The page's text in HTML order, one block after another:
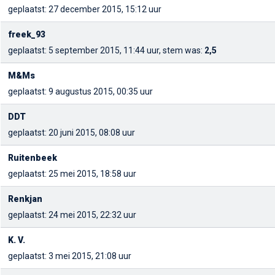
geplaatst: 27 december 2015, 15:12 uur
freek_93
geplaatst: 5 september 2015, 11:44 uur, stem was: 2,5
M&Ms
geplaatst: 9 augustus 2015, 00:35 uur
DDT
geplaatst: 20 juni 2015, 08:08 uur
Ruitenbeek
geplaatst: 25 mei 2015, 18:58 uur
Renkjan
geplaatst: 24 mei 2015, 22:32 uur
K. V.
geplaatst: 3 mei 2015, 21:08 uur